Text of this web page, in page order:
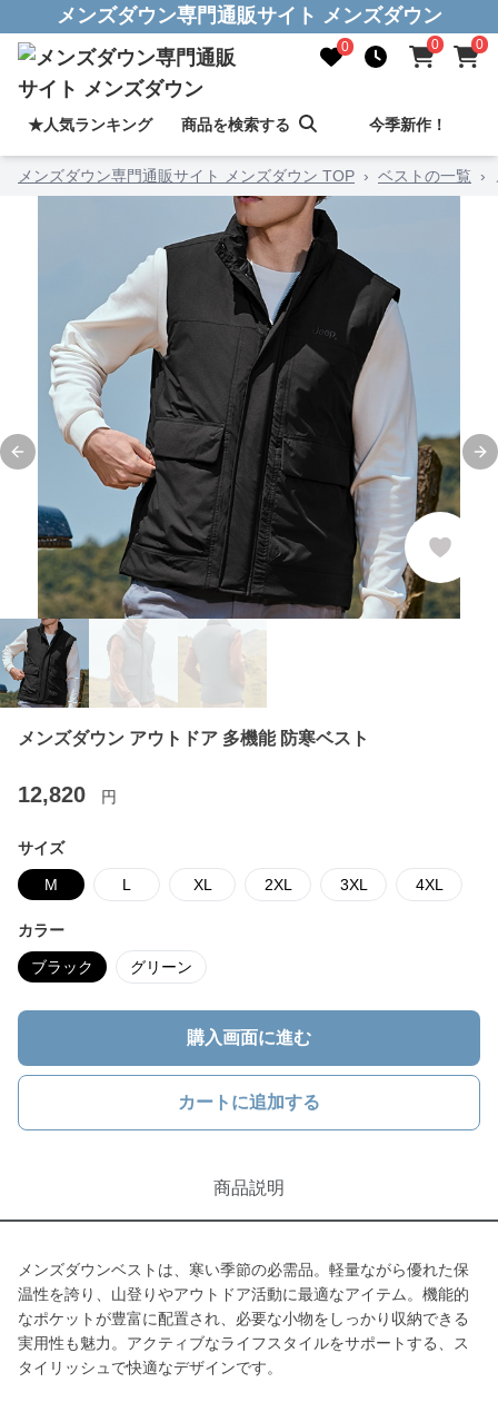
メンズダウン専門通販サイト メンズダウン
0 0 0
★人気ランキング 商品を検索する 今季新作！
メンズダウン専門通販サイト メンズダウン TOP › ベストの一覧 ›
Previous slide
メンズダウン アウトドア 多機能 防寒ベスト
12,820 円
サイズ
M L XL 2XL 3XL 4XL
カラー
ブラック グリーン
購入画面に進む
カートに追加する
商品説明
メンズダウンベストは、寒い季節の必需品。軽量ながら優れた保
温性を誇り、山登りやアウトドア活動に最適なアイテム。機能的
なポケットが豊富に配置され、必要な小物をしっかり収納できる
実用性も魅力。アクティブなライフスタイルをサポートする、ス
タイリッシュで快適なデザインです。